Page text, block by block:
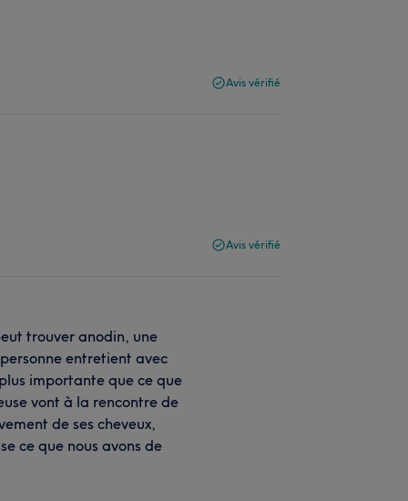
Avis vérifié
Avis vérifié
trouver anodin, une
entretient avec
importante que ce que
vont à la rencontre de
de ses cheveux,
ce que nous avons de